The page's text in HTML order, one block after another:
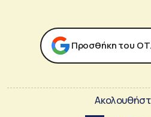
Προσθήκη του